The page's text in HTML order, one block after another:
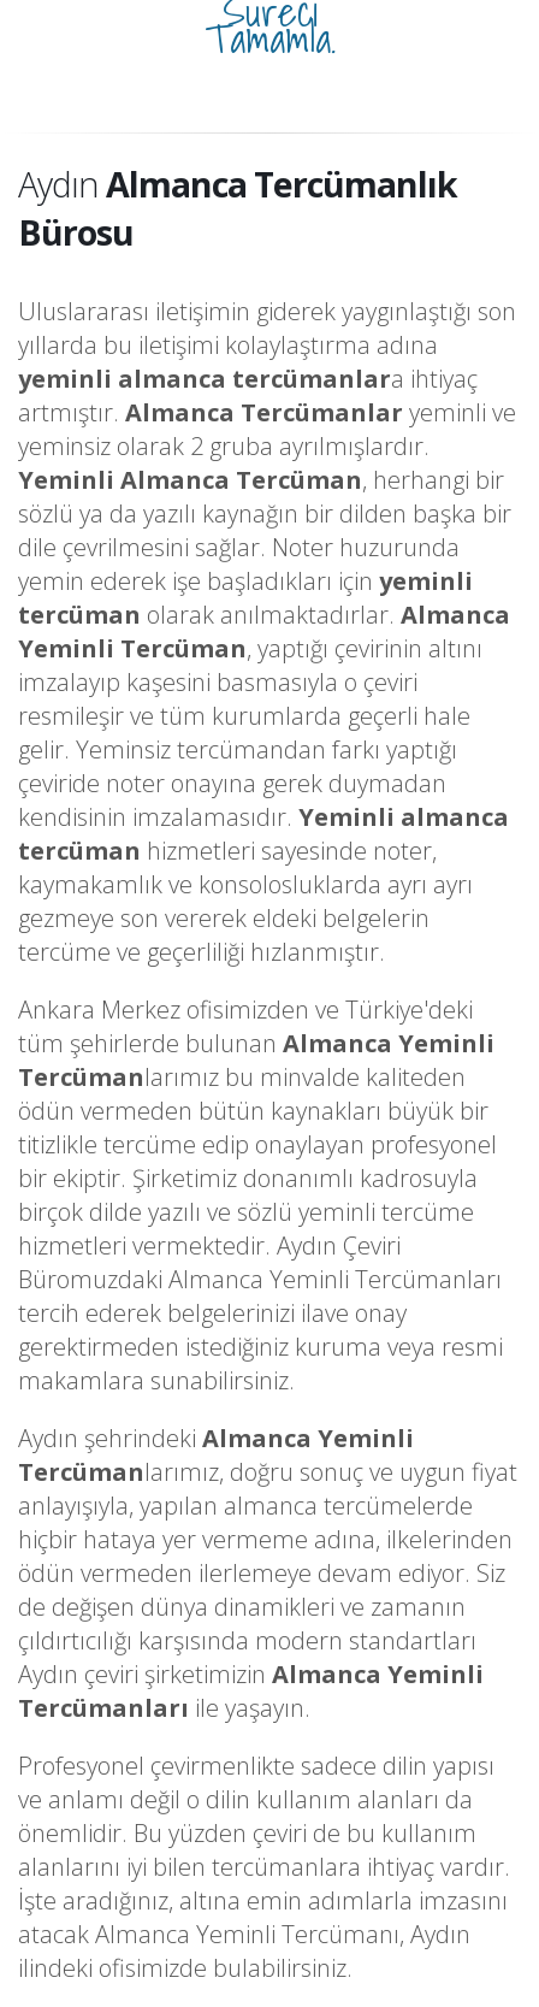
Tamamla.
AydınAlmanca Tercümanlık
Bürosu
Uluslararası iletişimin giderek yaygınlaştığı son
yıllarda bu iletişimi kolaylaştırma adına
yeminli almanca tercümanlara ihtiyaç
artmıştır. Almanca Tercümanlar yeminli ve
yeminsiz olarak 2 gruba ayrılmışlardır.
Yeminli Almanca Tercüman, herhangi bir
sözlü ya da yazılı kaynağın bir dilden başka bir
dile çevrilmesini sağlar. Noter huzurunda
yemin ederek işe başladıkları için yeminli
tercüman olarak anılmaktadırlar. Almanca
Yeminli Tercüman, yaptığı çevirinin altını
imzalayıp kaşesini basmasıyla o çeviri
resmileşir ve tüm kurumlarda geçerli hale
gelir. Yeminsiz tercümandan farkı yaptığı
çeviride noter onayına gerek duymadan
kendisinin imzalamasıdır. Yeminli almanca
tercüman hizmetleri sayesinde noter,
kaymakamlık ve konsolosluklarda ayrı ayrı
gezmeye son vererek eldeki belgelerin
tercüme ve geçerliliği hızlanmıştır.
Ankara Merkez ofisimizden ve Türkiye'deki
tüm şehirlerde bulunan Almanca Yeminli
Tercümanlarımız bu minvalde kaliteden
ödün vermeden bütün kaynakları büyük bir
titizlikle tercüme edip onaylayan profesyonel
bir ekiptir. Şirketimiz donanımlı kadrosuyla
birçok dilde yazılı ve sözlü yeminli tercüme
hizmetleri vermektedir. Aydın Çeviri
Büromuzdaki Almanca Yeminli Tercümanları
tercih ederek belgelerinizi ilave onay
gerektirmeden istediğiniz kuruma veya resmi
makamlara sunabilirsiniz.
Aydın şehrindeki Almanca Yeminli
Tercümanlarımız, doğru sonuç ve uygun fiyat
anlayışıyla, yapılan almanca tercümelerde
hiçbir hataya yer vermeme adına, ilkelerinden
ödün vermeden ilerlemeye devam ediyor. Siz
de değişen dünya dinamikleri ve zamanın
çıldırtıcılığı karşısında modern standartları
Aydın çeviri şirketimizin Almanca Yeminli
Tercümanları ile yaşayın.
Profesyonel çevirmenlikte sadece dilin yapısı
ve anlamı değil o dilin kullanım alanları da
önemlidir. Bu yüzden çeviri de bu kullanım
alanlarını iyi bilen tercümanlara ihtiyaç vardır.
İşte aradığınız, altına emin adımlarla imzasını
atacak Almanca Yeminli Tercümanı, Aydın
ilindeki ofisimizde bulabilirsiniz.